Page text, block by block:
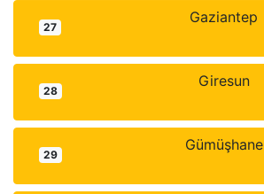
27
Gaziantep
28
Giresun
29
Gümüşhane